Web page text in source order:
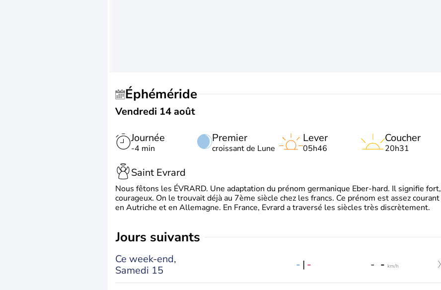
Éphéméride
Vendredi 14 août
Journée
-4 min
Premier
croissant de Lune
Lever
05h46
Coucher
20h31
Saint Evrard
Nous fêtons les ÉVRARD. Une adaptation du prénom germanique Eber-hard. Il signifie fort,
courageux. On le trouvait déjà au 7ème siècle chez les francs. Ce prénom est assez courant
en Autriche et en Allemagne. En France, Evrard a traversé les siècles très discrètement.
jours suivants
Ce week-end,
Samedi 15
- | - - - km/h